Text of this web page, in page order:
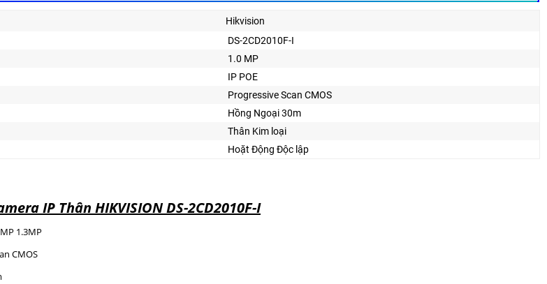
Hikvision
DS-2CD2010F-I
1.0 MP
IP POE
Progressive Scan CMOS
Hồng Ngoại 30m
Thân Kim loại
Hoặt Động Độc lập
IP Thân HIKVISION DS-2CD2010F-I
1.3MP
CMOS